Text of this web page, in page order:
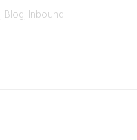
Blog
Inbound